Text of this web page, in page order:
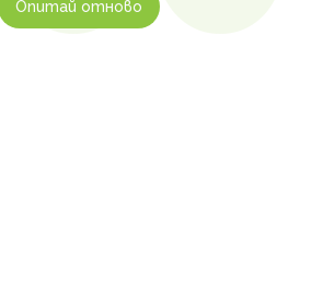
Опитай отново